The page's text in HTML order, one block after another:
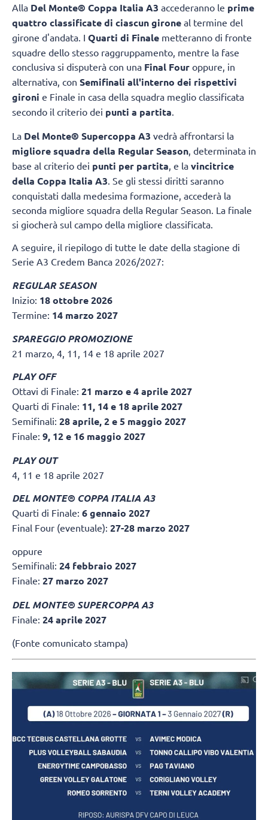
Alla Del Monte® Coppa Italia A3 accederanno le prime
quattro classificate di ciascun girone al termine del
girone d'andata. I Quarti di Finale metteranno di fronte
squadre dello stesso raggruppamento, mentre la fase
conclusiva si disputerà con una Final Four oppure, in
alternativa, con Semifinali all'interno dei rispettivi
gironi e Finale in casa della squadra meglio classificata
secondo il criterio dei punti a partita.
La Del Monte® Supercoppa A3 vedrà affrontarsi la
migliore squadra della Regular Season , determinata in
base al criterio dei punti per partita , e la vincitrice
della Coppa Italia A3 . Se gli stessi diritti saranno
conquistati dalla medesima formazione, accederà la
seconda migliore squadra della Regular Season. La finale
si giocherà sul campo della migliore classificata.
A seguire, il riepilogo di tutte le date della stagione di
Serie A3 Credem Banca 2026/2027:
REGULAR SEASON
Inizio: 18 ottobre 2026
Termine: 14 marzo 2027
SPAREGGIO PROMOZIONE
21 marzo, 4, 11, 14 e 18 aprile 2027
PLAY OFF
Ottavi di Finale: 21 marzo e 4 aprile 2027
Quarti di Finale: 11, 14 e 18 aprile 2027
Semifinali: 28 aprile, 2 e 5 maggio 2027
Finale: 9, 12 e 16 maggio 2027
PLAY OUT
4, 11 e 18 aprile 2027
DEL MONTE® COPPA ITALIA A3
Quarti di Finale: 6 gennaio 2027
Final Four (eventuale): 27-28 marzo 2027
oppure
Semifinali: 24 febbraio 2027
Finale: 27 marzo 2027
DEL MONTE® SUPERCOPPA A3
Finale: 24 aprile 2027
(Fonte comunicato stampa)